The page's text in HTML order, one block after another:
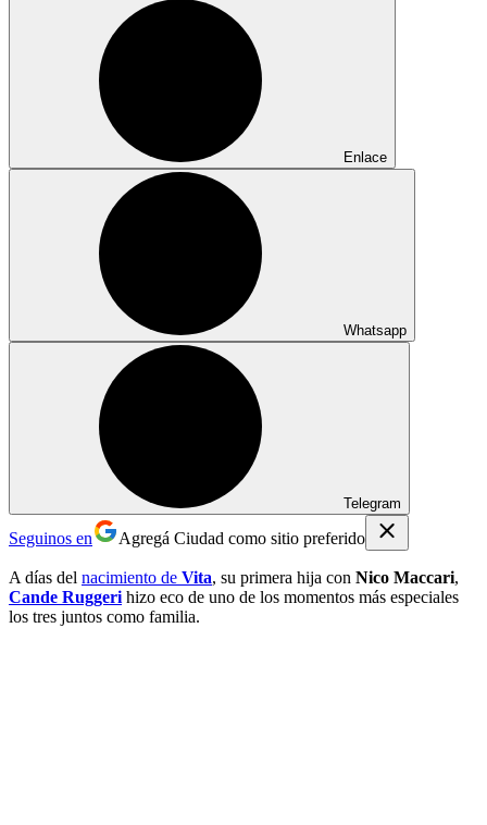
Enlace
Whatsapp
Telegram
Seguinos en Agregá Ciudad como sitio preferido
A días del nacimiento de Vita, su primera hija con Nico Maccari,
Cande Ruggeri hizo eco de uno de los momentos más especiales
los tres juntos como familia.